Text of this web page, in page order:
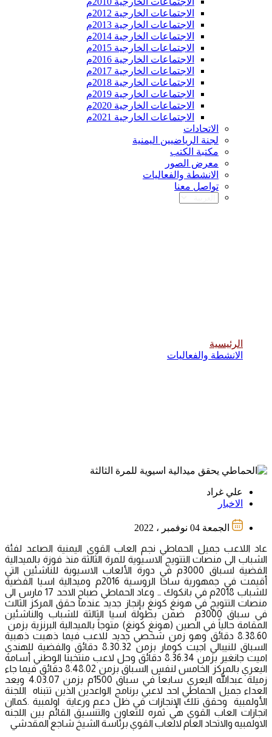
الاجتماعات الخارجية 2012م
الاجتماعات الخارجية 2013م
الاجتماعات الخارجية 2014م
الاجتماعات الخارجية 2015م
الاجتماعات الخارجية 2016م
الاجتماعات الخارجية 2017م
الاجتماعات الخارجية 2018م
الاجتماعات الخارجية 2019م
الاجتماعات الخارجية 2020م
الاجتماعات الخارجية 2021م
الاتحادات
لجنة الرياضيين اليمنية
مكتبة الكتب
معرض الصور
الانشطة والفعاليات
تواصل معنا
الرئيسية
الانشطة والفعاليات
علي غراد
الاخبار
الجمعة 04 نوفمبر ، 2022
عاد اللاعب جميل الحماطي نجم العاب القوى اليمنية الصاعد لفئة
الشباب الى منصات التتويج الاسيوية للمرة الثالثة منذ فوزة بالميدالية
الفضية لسباق 3000م في دورة الألعاب الاسيوية للناشئين التي
أقيمت في جمهورية ساخا الروسية 2016م وميدالية اسيا الفضية
للشباب 2018م في بانكوك … وعاد الحماطي صباح الاحد 17 مارس الى
منصات التتويج في هونغ كونغ بإنجاز جديد عندما حقق المركز الثالث
في سباق 3000م ضمن بطولة اسيا الثالثة للشباب والناشئين
المقامة حالياً في الصين (هونغ كونغ) متوجاً بالميدالية البرنزية بزمن
8.38.60 دقائق وهو زمن شخصي جديد للاعب فيما ذهبت ذهبية
السباق للنيبالي اجيت كومار بزمن 8.30.32 دقائق والفضية للهندي
اميت جانغير بزمن 8.36.34 دقائق وحل لاعب منتخبنا الوطني أسامة
اليعري بالمركز الخامس لنفس السباق بزمن 8.48.02 دقائق فيما جاء
زميلة عبدالله اليعري سابعاً في سباق 1500م بزمن 4.03.07 ويعد
العداء جميل الحماطي احد لاعبي برنامج الواعدين الذين تتبناه اللجنة
الأولمبية وحقق تلك الإنجازات في ظل دعم ورعاية اولمبية .كماان
انجازات العاب القوي هي ثمره للتعاون والتنسيق القائم بين اللجنه
الاولمبيه والاتحاد العام لالعاب القوي برئاسة الشيخ شاجع المقدشي